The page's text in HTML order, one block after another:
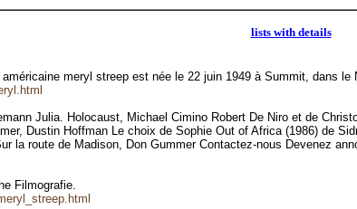
lists with details
meryl streep est née le 22 juin 1949 à Summit, dans
Julia. Holocaust, Michael Cimino Robert De Niro et de
Dustin Hoffman Le choix de Sophie Out of Africa (1986) de
la route de Madison, Don Gummer Contactez-nous Devenez
Filmografie.